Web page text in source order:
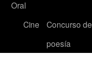
Oral
Cine
Concurso
poesía